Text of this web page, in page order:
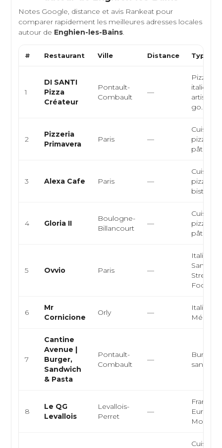
Notes Google, distance et avis Rankeat pour
comparer rapidement les meilleures adresses locales
autour de Enghien-les-Bains.
# Restaurant Ville Distance Type
1
DI SANTI
Pizza
Créateur
Pontault-
Combault
—
go...
2
Pizzeria
Primavera
Paris —
Cuisine
pizzeria,
pâtes
3 Alexa Cafe Paris —
Cuisine
pizzeria,
bistro,
4 Gloria II
Boulogne-
Billancourt
—
Cuisine
pizzeria,
pâtes
5 Ovvio Paris —
Street-
Focaccia
6
Mr
Cornicione
Orly —
7
Cantine
Avenue |
Burger,
Sandwich
& Pasta
Pontault-
Combault
—
Burger,
8
Le QG
Levallois
Levallois-
Perret
—
Cuisine